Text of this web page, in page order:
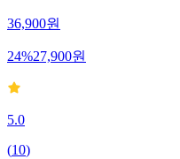
36,900원
24%27,900원
5.0
(10)